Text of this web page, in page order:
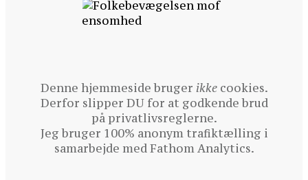
Denne hjemmeside bruger ikkecookies.
Derfor slipper DU for at godkende brud
på privatlivsreglerne.
Jeg bruger 100% anonym trafiktælling i
samarbejde medFathom Analytics.